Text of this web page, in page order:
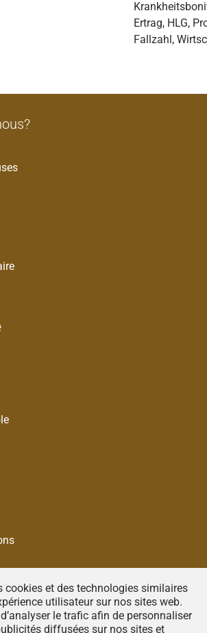
cookies et des technologies similaires
utilisateur sur nos sites web.
le trafic afin de personnaliser
diffusées sur nos sites et
Ertrag, HLG,
Fallzahl,